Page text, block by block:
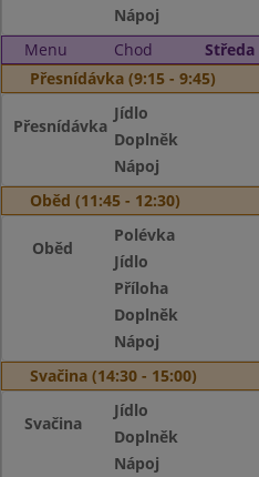
Nápoj
Menu
Chod
Středa
Přesnídávka (9:15 - 9:45)
Přesnídávka
Jídlo
Doplněk
Nápoj
Oběd (11:45 - 12:30)
Oběd
Polévka
Jídlo
Příloha
Doplněk
Nápoj
Svačina (14:30 - 15:00)
Svačina
Jídlo
Doplněk
Nápoj